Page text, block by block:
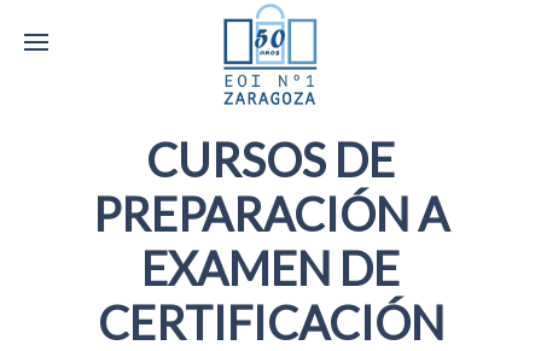
CURSOS DE
PREPARACIÓN A
EXAMEN DE
CERTIFICACIÓN